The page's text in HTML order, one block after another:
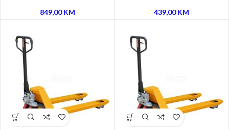
849,00KM 439,00KM